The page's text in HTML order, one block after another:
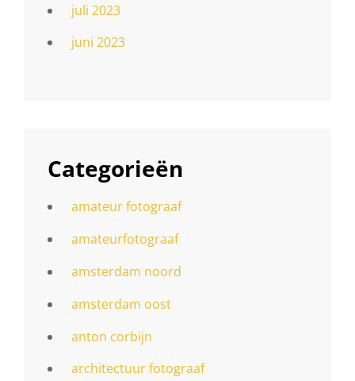
juli 2023
juni 2023
Categorieën
amateur fotograaf
amateurfotograaf
amsterdam noord
amsterdam oost
anton corbijn
architectuur fotograaf